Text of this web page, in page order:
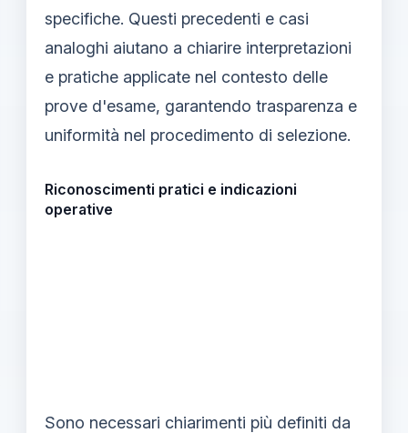
specifiche. Questi precedenti e casi
analoghi aiutano a chiarire interpretazioni
e pratiche applicate nel contesto delle
prove d'esame, garantendo trasparenza e
uniformità nel procedimento di selezione.
Riconoscimenti pratici e indicazioni
operative
Sono necessari chiarimenti più definiti da